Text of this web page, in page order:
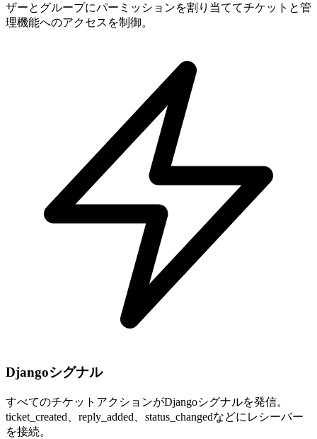
ザーとグループにパーミッションを割り当ててチケットと管
理機能へのアクセスを制御。
Djangoシグナル
すべてのチケットアクションがDjangoシグナルを発信。
ticket_created、reply_added、status_changedなどにレシーバー
を接続。